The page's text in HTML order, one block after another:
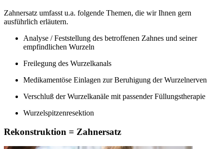
Zahnersatz umfasst u.a. folgende Themen, die wir Ihnen gern
ausführlich erläutern.
Analyse / Feststellung des betroffenen Zahnes und seiner
empfindlichen Wurzeln
Freilegung des Wurzelkanals
Medikamentöse Einlagen zur Beruhigung der Wurzelnerven
Verschluß der Wurzelkanäle mit passender Füllungstherapie
Wurzelspitzenresektion
Rekonstruktion = Zahnersatz